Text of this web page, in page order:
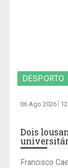
DESPORTO
06 Ago 2026
Dois
Francisco